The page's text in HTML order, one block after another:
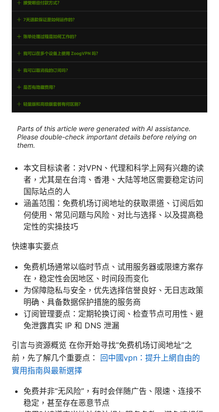
Parts of this article were generated with AI assistance.
Please double-check important details before relying on
them.
本文目标读者：对VPN、代理和科学上网有兴趣的读
者，尤其是在台湾、香港、大陆等地区需要稳定访问
国际站点的人
涵盖范围：免费机场订阅地址的获取渠道、订阅后如
何使用、常见问题与风险、对比与选择、以及提高稳
定性的实操技巧
快速事实要点
免费机场通常以临时节点、试用服务器或限速方案存
在，稳定性会因地区、时间段而变化
为保障隐私与安全，优先选择信誉良好、无日志政策
明确、具备数据保护措施的服务商
订阅管理要点：定期轮换订阅、检查节点可用性、避
免泄露真实 IP 和 DNS 泄漏
引言与资源概览 在你开始寻找“免费机场订阅地址”之
前，先了解几个重要点： 回中國vpn：提升上網自由的
實用指南與最新選擇
免费并非“无风险”，有时会伴随广告、限速、连接不
稳定，甚至存在恶意节点